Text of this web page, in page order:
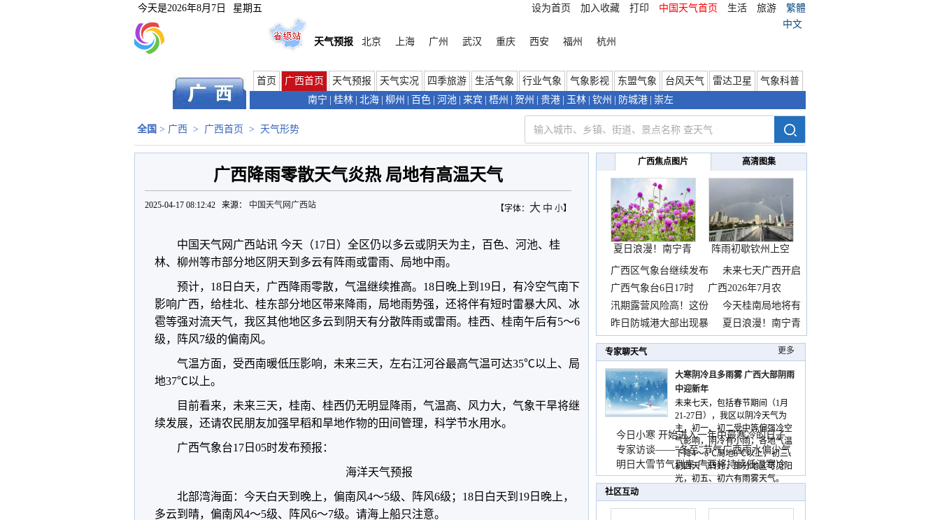
今天是2026年8月7日 星期五 设为首页 加入收藏 打印 中国天气首页 生活 旅游
繁體
中文
天气预报
北京 上海 广州 武汉 重庆 西安 福州 杭州
首页 广西首页 天气预报 天气实况 四季旅游 生活气象 行业气象 气象影视 东盟气象 台风天气 雷达卫星
气象科普
南宁
桂林 北海 柳州 百色 河池 来宾 梧州 贺州 贵港 玉林 钦州 防城港 崇左
全国 > 广西 > 广西首页 > 天气形势
广西降雨零散天气炎热 局地有高温天气
【字体： 大 中 小】
2025-04-17 08:12:42 来源： 中国天气网广西站
中国天气网广西站讯 今天（17日） 全区仍以多云或阴天为主， 百色、河池、桂
林、柳州等市部分地区阴天到多云有阵雨或雷雨、局地中雨。
预计，18日白天，广西降雨零散，气温继续推高。18日晚上到19日，有冷空气南下
影响广西，给桂北、桂东部分地区带来降雨，局地雨势强，还将伴有短时雷暴大风、冰
雹等强对流天气，我区其他地区多云到阴天有分散阵雨或雷雨。 桂西、桂南午后有5～6
级，阵风7级的偏南风。
气温方面，受西南暖低压影响， 未来三天，左右江河谷最高气温可达35℃以上、局
地37℃以上。
目前看来，未来三天，桂南、桂西仍无明显降雨，气温高、风力大，气象干旱将继
续发展，还请农民朋友加强早稻和旱地作物的田间管理，科学节水用水。
广西气象台17日05时发布预报：
海洋天气预报
北部湾海面：今天白天到晚上，偏南风4～5级、阵风6级；18日白天到19日晚上，
多云到晴，偏南风4～5级、阵风6～7级。请海上船只注意。
广西焦点图片 高清图集
夏日浪漫！南宁青
秀山
阵雨初歇钦州上空
邂逅
广西区气象台继续发布
未来七天广西开启
晴热
广西气象台6日17时
广西2026年7月农
汛期露营风险高！这份
今天桂南局地将有
暴雨
昨日防城港大部出现暴
夏日浪漫！南宁青
秀山
专家聊天气 更多
大寒阴冷且多雨雾 广西大部阴雨
中迎新年
未来七天，包括春节期间（1月
21-27日），我区以阴冷天气为
主，初一、初二受中等偏强冷空
气影响，阴冷有小雨，各地气温
下降4～6℃局地8℃以上，初三、
初四天气转好，部分地区可见阳
光，初五、初六有雨雾天气。
今日小寒 开始进入一年中最寒冷的日子
专家访谈——“冬至”节气广西雨水偏少气
温低
明日大雪节气到来 广西将持续低温寒冷
天气
社区互动